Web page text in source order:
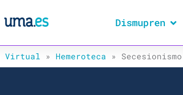
Dismupren
Virtual » Hemeroteca »